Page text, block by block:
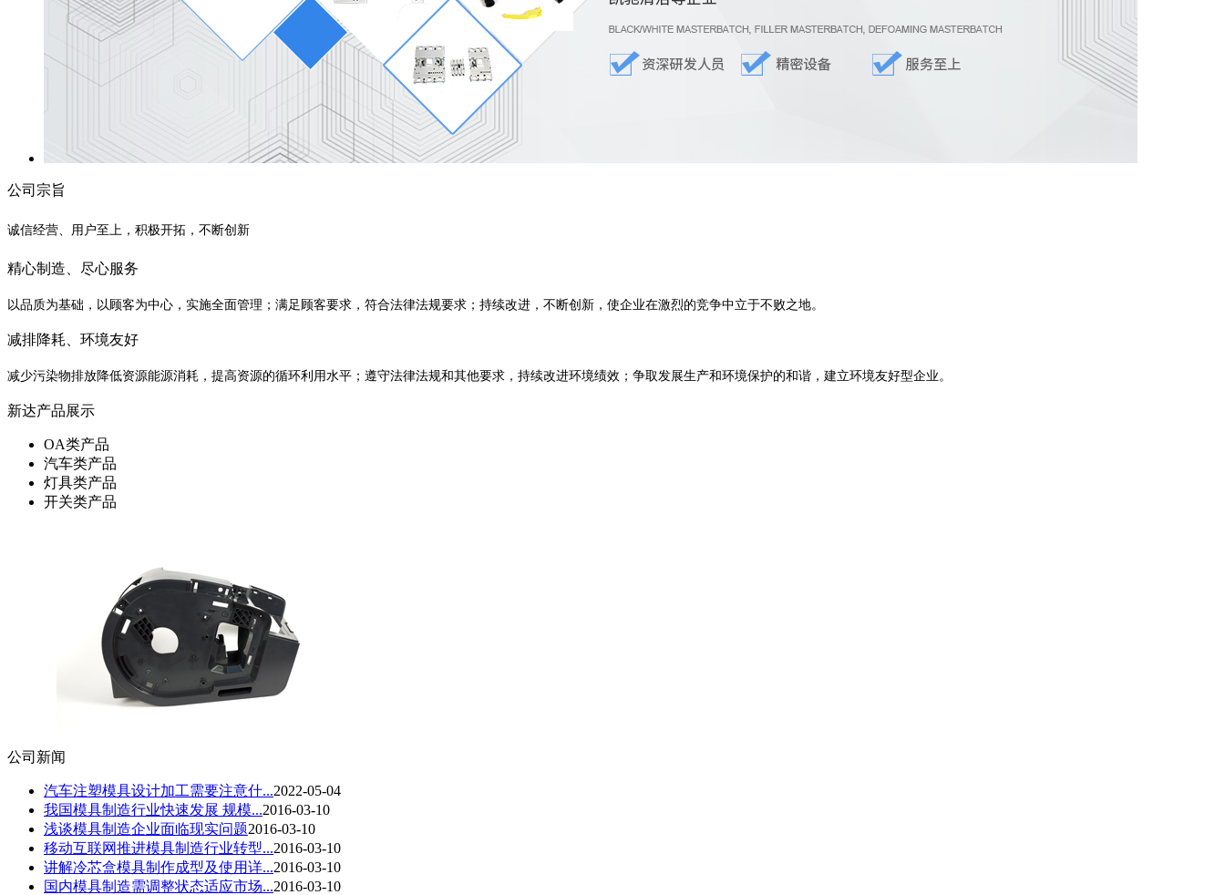
公司宗旨
诚信经营、用户至上，积极开拓，不断创新
精心制造、尽心服务
以品质为基础，以顾客为中心，实施全面管理；满足顾客要求，符合法律法规要求；持续改进，不断创新，使企业在激烈的竞争中立于不败之地。
减排降耗、环境友好
减少污染物排放降低资源能源消耗，提高资源的循环利用水平；遵守法律法规和其他要求，持续改进环境绩效；争取发展生产和环境保护的和谐，建立环境友好型企业。
新达产品展示
OA类产品
汽车类产品
灯具类产品
开关类产品
公司新闻
汽车注塑模具设计加工需要注意什...2022-05-04
我国模具制造行业快速发展 规模...2016-03-10
浅谈模具制造企业面临现实问题2016-03-10
移动互联网推进模具制造行业转型...2016-03-10
讲解冷芯盒模具制作成型及使用详...2016-03-10
国内模具制造需调整状态适应市场...2016-03-10